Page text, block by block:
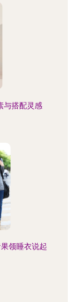
与搭配灵感
领睡衣说起